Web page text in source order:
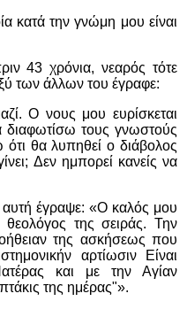
κατά την γνώμη μου είναι
43 χρόνια, νεαρός τότε
των άλλων του έγραφε:
Ο νους μου ευρίσκεται
διαφωτίσω τους γνωστούς
θα λυπηθεί ο διάβολος
Δεν ημπορεί κανείς να
αυτή έγραψε: «Ο καλός μου
θεολόγος της σειράς. Την
της ασκήσεως που
αρτίωσιν Είναι
και με την Αγίαν
της ημέρας"».